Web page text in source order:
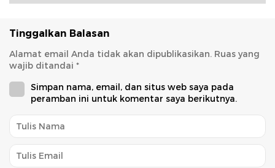
Tinggalkan Balasan
Alamat email Anda tidak akan dipublikasikan. Ruas yang
wajib ditandai *
Simpan nama, email, dan situs web saya pada
peramban ini untuk komentar saya berikutnya.